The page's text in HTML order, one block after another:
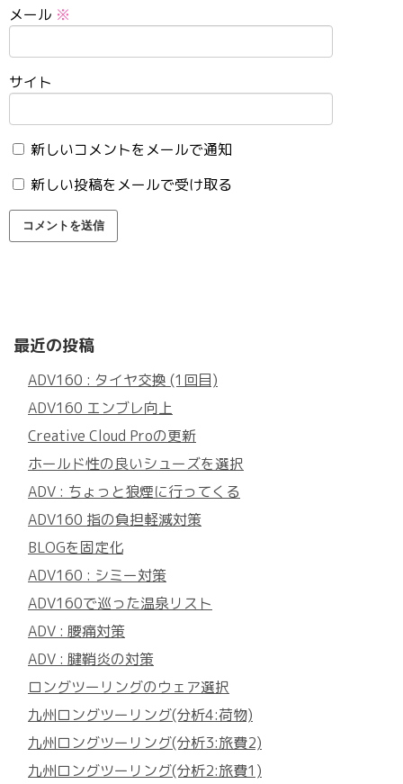
メール ※
サイト
新しいコメントをメールで通知
新しい投稿をメールで受け取る
最近の投稿
ADV160 : タイヤ交換 (1回目)
ADV160 エンブレ向上
Creative Cloud Proの更新
ホールド性の良いシューズを選択
ADV : ちょっと狼煙に行ってくる
ADV160 指の負担軽減対策
BLOGを固定化
ADV160 : シミー対策
ADV160で巡った温泉リスト
ADV : 腰痛対策
ADV : 腱鞘炎の対策
ロングツーリングのウェア選択
九州ロングツーリング(分析4:荷物)
九州ロングツーリング(分析3:旅費2)
九州ロングツーリング(分析2:旅費1)